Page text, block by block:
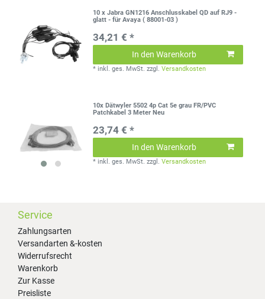
10 x Jabra GN1216 Anschlusskabel QD auf RJ9 -
glatt - für Avaya ( 88001-03 )
34,21 € *
In den Warenkorb
* inkl. ges. MwSt. zzgl.Versandkosten
10x Dätwyler 5502 4p Cat 5e grau FR/PVC
Patchkabel 3 Meter Neu
23,74 € *
In den Warenkorb
* inkl. ges. MwSt. zzgl.Versandkosten
Service
Zahlungsarten
Versandarten &-kosten
Widerrufsrecht
Warenkorb
Zur Kasse
Preisliste